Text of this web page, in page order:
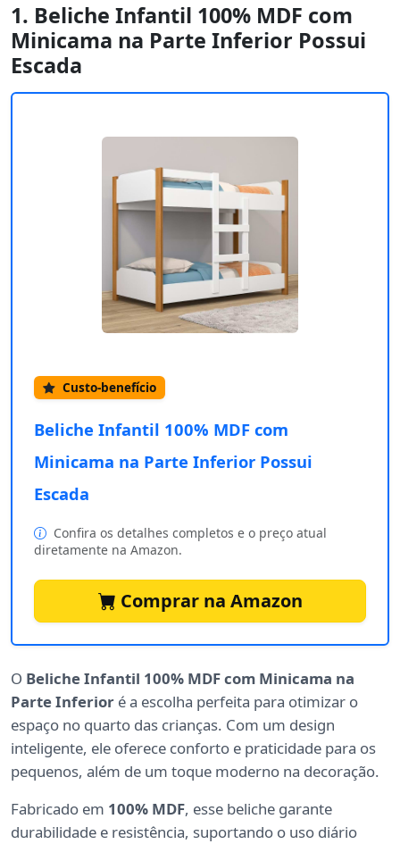
1. Beliche Infantil 100% MDF com
Minicama na Parte Inferior Possui
Escada
Custo-benefício
Beliche Infantil 100% MDF com
Minicama na Parte Inferior Possui
Escada
Confira os detalhes completos e o preço atual
diretamente na Amazon.
Comprar na Amazon
O Beliche Infantil 100% MDF com Minicama na
Parte Inferior é a escolha perfeita para otimizar o
espaço no quarto das crianças. Com um design
inteligente, ele oferece conforto e praticidade para os
pequenos, além de um toque moderno na decoração.
Fabricado em 100% MDF, esse beliche garante
durabilidade e resistência, suportando o uso diário